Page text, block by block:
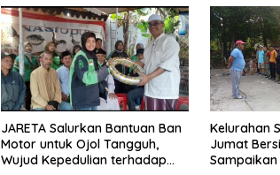
JARETA Salurkan Bantuan Ban
Motor untuk Ojol Tangguh,
Wujud Kepedulian terhadap
Kelurahan
Jumat